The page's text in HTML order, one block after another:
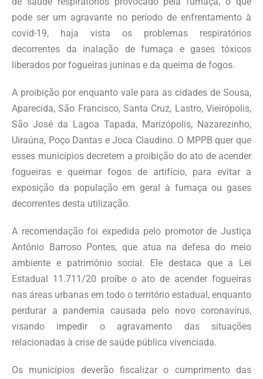
pode ser um agravante no período de enfrentamento à
covid-19, haja vista os problemas respiratórios
decorrentes da inalação de fumaça e gases tóxicos
liberados por fogueiras juninas e da queima de fogos.
A proibição por enquanto vale para as cidades de Sousa,
Aparecida, São Francisco, Santa Cruz, Lastro, Vieirópolis,
São José da Lagoa Tapada, Marizópolis, Nazarezinho,
Uiraúna, Poço Dantas e Joca Claudino. O MPPB quer que
esses municípios decretem a proibição do ato de acender
fogueiras e queimar fogos de artifício, para evitar a
exposição da população em geral à fumaça ou gases
decorrentes desta utilização.
A recomendação foi expedida pelo promotor de Justiça
Antônio Barroso Pontes, que atua na defesa do meio
ambiente e patrimônio social. Ele destaca que a Lei
Estadual 11.711/20 proíbe o ato de acender fogueiras
nas áreas urbanas em todo o território estadual, enquanto
perdurar a pandemia causada pelo novo coronavírus,
visando impedir o agravamento das situações
relacionadas à crise de saúde pública vivenciada.
Os municípios deverão fiscalizar o cumprimento das